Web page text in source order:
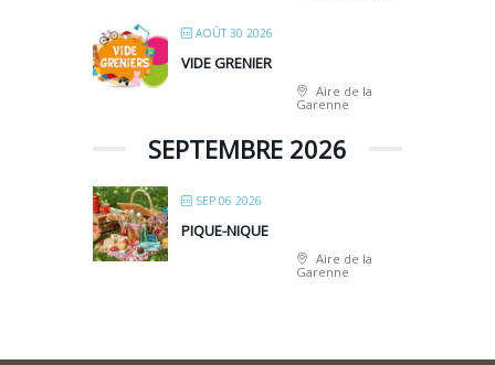
AOÛT 30 2026
VIDE GRENIER
Aire de la
Garenne
SEPTEMBRE 2026
SEP 06 2026
PIQUE-NIQUE
Aire de la
Garenne